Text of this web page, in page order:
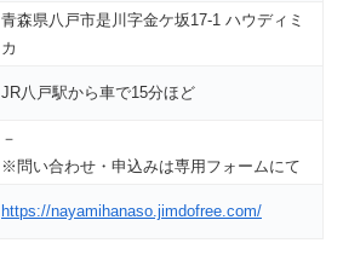
青森県八戸市是川字金ケ坂17-1 ハウディミ
カ
JR八戸駅から車で15分ほど
－
※問い合わせ・申込みは専用フォームにて
https://nayamihanaso.jimdofree.com/